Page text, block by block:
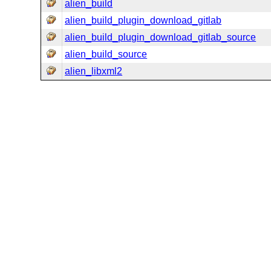
alien_build
alien_build_plugin_download_gitlab
alien_build_plugin_download_gitlab_source
alien_build_source
alien_libxml2